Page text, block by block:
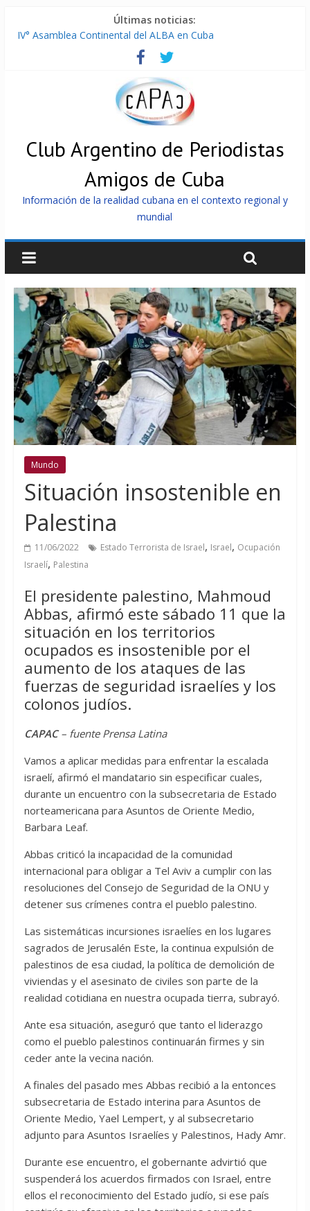
Últimas noticias:
IV° Asamblea Continental del ALBA en Cuba
ONU gestiona con “varios países interesados” envío de
Cuba, la «Gaza silenciosa»
Encuentro de Partidos Comunistas y Obreros en Cuba
China envía a Cuba sistemas 5.000 fotovoltaicos
Club Argentino de Periodistas
Amigos de Cuba
Información de la realidad cubana en el contexto regional y
mundial
Mundo
Situación insostenible en
Palestina
11/06/2022 Estado Terrorista de Israel, Israel, Ocupación
Israelí, Palestina
El presidente palestino, Mahmoud
Abbas, afirmó este sábado 11 que la
situación en los territorios
ocupados es insostenible por el
aumento de los ataques de las
fuerzas de seguridad israelíes y los
colonos judíos.
CAPAC– fuente Prensa Latina
Vamos a aplicar medidas para enfrentar la escalada
israelí, afirmó el mandatario sin especificar cuales,
durante un encuentro con la subsecretaria de Estado
norteamericana para Asuntos de Oriente Medio,
Barbara Leaf.
Abbas criticó la incapacidad de la comunidad
internacional para obligar a Tel Aviv a cumplir con las
resoluciones del Consejo de Seguridad de la ONU y
detener sus crímenes contra el pueblo palestino.
Las sistemáticas incursiones israelíes en los lugares
sagrados de Jerusalén Este, la continua expulsión de
palestinos de esa ciudad, la política de demolición de
viviendas y el asesinato de civiles son parte de la
realidad cotidiana en nuestra ocupada tierra, subrayó.
Ante esa situación, aseguró que tanto el liderazgo
como el pueblo palestinos continuarán firmes y sin
ceder ante la vecina nación.
A finales del pasado mes Abbas recibió a la entonces
subsecretaria de Estado interina para Asuntos de
Oriente Medio, Yael Lempert, y al subsecretario
adjunto para Asuntos Israelíes y Palestinos, Hady Amr.
Durante ese encuentro, el gobernante advirtió que
suspenderá los acuerdos firmados con Israel, entre
ellos el reconocimiento del Estado judío, si ese país